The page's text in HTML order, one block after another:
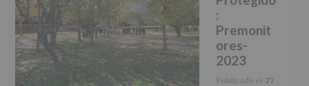
:
Premonit
ores-
2023
Publicado el 27